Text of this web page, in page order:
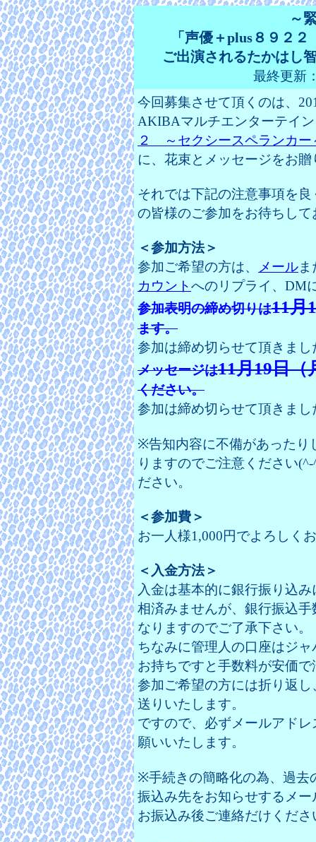
～
「声優＋plus８９２
ご出演されるたかはし
最終更新
今回募集させて頂くのは、
AKIBAマルチエンターテイ
２ ～セクシースペランカー
に、花束とメッセージをお
それでは下記の注意事項を
の皆様のご参加をお待ちして
＜参加方法＞
参加ご希望の方は、
メール
カウントへのリプライ、DM
参加表明の締め切りは11月
ます。
参加は締め切らせて頂きまし
メッセージは11月19日（
ください。
参加は締め切らせて頂きまし
※告知内容に不備があったり
りますのでご注意ください
ださい。
＜参加費＞
お一人様1,000円でよろしく
＜入金方法＞
入金は基本的に銀行振り込
相済みませんが、銀行振込
なりますのでご了承下さい。
ちなみに管理人の口座はジ
お持ちですと手数料が安価
参加ご希望の方には折り返
送りいたします。
ですので、必ずメールアド
願いいたします。
※手続きの簡略化の為、過去
振込み先をお知らせするメ
お振込み後ご連絡だけくださ